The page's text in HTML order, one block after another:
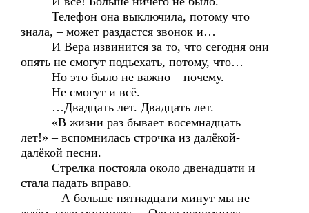
Телефон она выключила, потому что
знала, – может раздастся звонок и…
И Вера извинится за то, что сегодня они
опять не смогут подъехать, потому, что…
Но это было не важно – почему.
Не смогут и всё.
…Двадцать лет. Двадцать лет.
«В жизни раз бывает восемнадцать
лет!» – вспомнилась строчка из далёкой-
далёкой песни.
Стрелка постояла около двенадцати и
стала падать вправо.
– А больше пятнадцати минут мы не